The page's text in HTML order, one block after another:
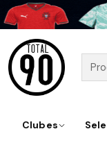
Clubes